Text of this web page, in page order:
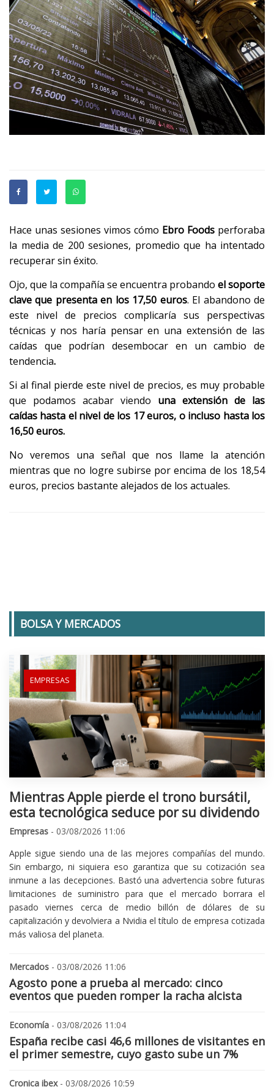
Hace unas sesiones vimos cómo Ebro Foods perforaba
la media de 200 sesiones, promedio que ha intentado
recuperar sin éxito.
Ojo, que la compañía se encuentra probando el soporte
clave que presenta en los 17,50 euros. El abandono de
este nivel de precios complicaría sus perspectivas
técnicas y nos haría pensar en una extensión de las
caídas que podrían desembocar en un cambio de
tendencia.
Si al final pierde este nivel de precios, es muy probable
que podamos acabar viendo una extensión de las
caídas hasta el nivel de los 17 euros, o incluso hasta los
16,50 euros.
No veremos una señal que nos llame la atención
mientras que no logre subirse por encima de los 18,54
euros, precios bastante alejados de los actuales.
BOLSA Y MERCADOS
EMPRESAS
Mientras Apple pierde el trono bursátil,
esta tecnológica seduce por su dividendo
Empresas - 03/08/2026 11:06
Apple sigue siendo una de las mejores compañías del mundo.
Sin embargo, ni siquiera eso garantiza que su cotización sea
inmune a las decepciones. Bastó una advertencia sobre futuras
limitaciones de suministro para que el mercado borrara el
pasado viernes cerca de medio billón de dólares de su
capitalización y devolviera a Nvidia el título de empresa cotizada
más valiosa del planeta.
Mercados - 03/08/2026 11:06
Agosto pone a prueba al mercado: cinco
eventos que pueden romper la racha alcista
Economía - 03/08/2026 11:04
España recibe casi 46,6 millones de visitantes en
el primer semestre, cuyo gasto sube un 7%
Cronica ibex- 03/08/2026 10:59